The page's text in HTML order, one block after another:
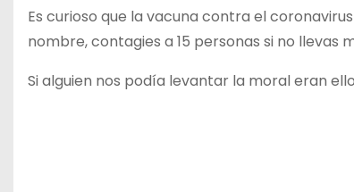
Es curioso que la vacuna contra el
nombre, contagies a 15 personas si no llevas
Si alguien nos podía levantar la moral eran